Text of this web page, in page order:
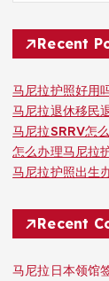
Recent
马尼拉护照好用
马尼拉退休移民
马尼拉SRRV怎
怎么办理马尼拉
马尼拉护照出生
Recent
马尼拉日本领馆